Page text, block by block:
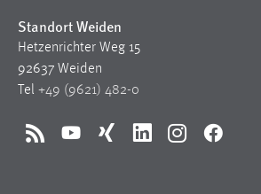
Standort Weiden
Hetzenrichter Weg 15
92637 Weiden
Tel +49 (9621) 482-0
RSS YouTubeXing LinkedInInstagramFacebook
Zweck:
Zugriffsstatistik
Cookie Laufzeit: